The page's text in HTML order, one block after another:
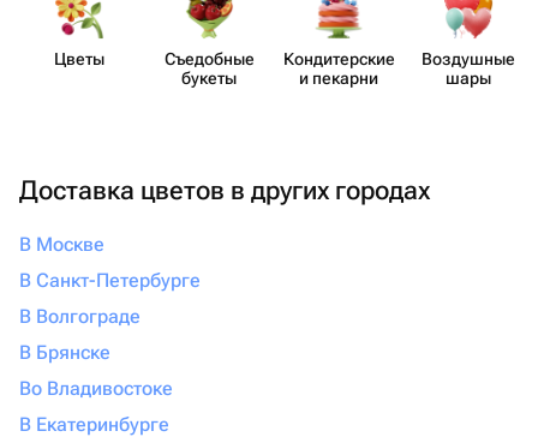
Цветы
Съедобные
букеты
Кондит​ерские
и пекарни
Воздушные
шары
Доставка цветов в других городах
В Москве
В Санкт-Петербурге
В Волгограде
В Брянске
Во Владивостоке
В Екатеринбурге